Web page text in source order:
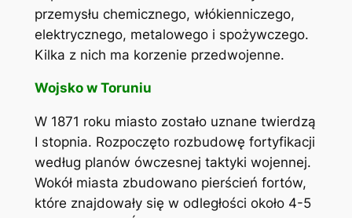
przemysłu chemicznego, włókienniczego,
elektrycznego, metalowego i spożywczego.
Kilka z nich ma korzenie przedwojenne.
Wojsko w Toruniu
W 1871 roku miasto zostało uznane twierdzą
I stopnia. Rozpoczęto rozbudowę fortyfikacji
według planów ówczesnej taktyki wojennej.
Wokół miasta zbudowano pierścień fortów,
które znajdowały się w odległości około 4-5